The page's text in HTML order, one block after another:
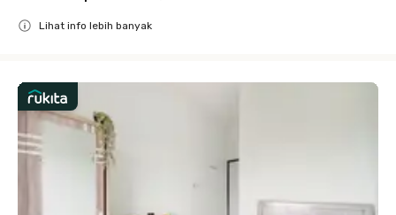
Lihat info lebih banyak